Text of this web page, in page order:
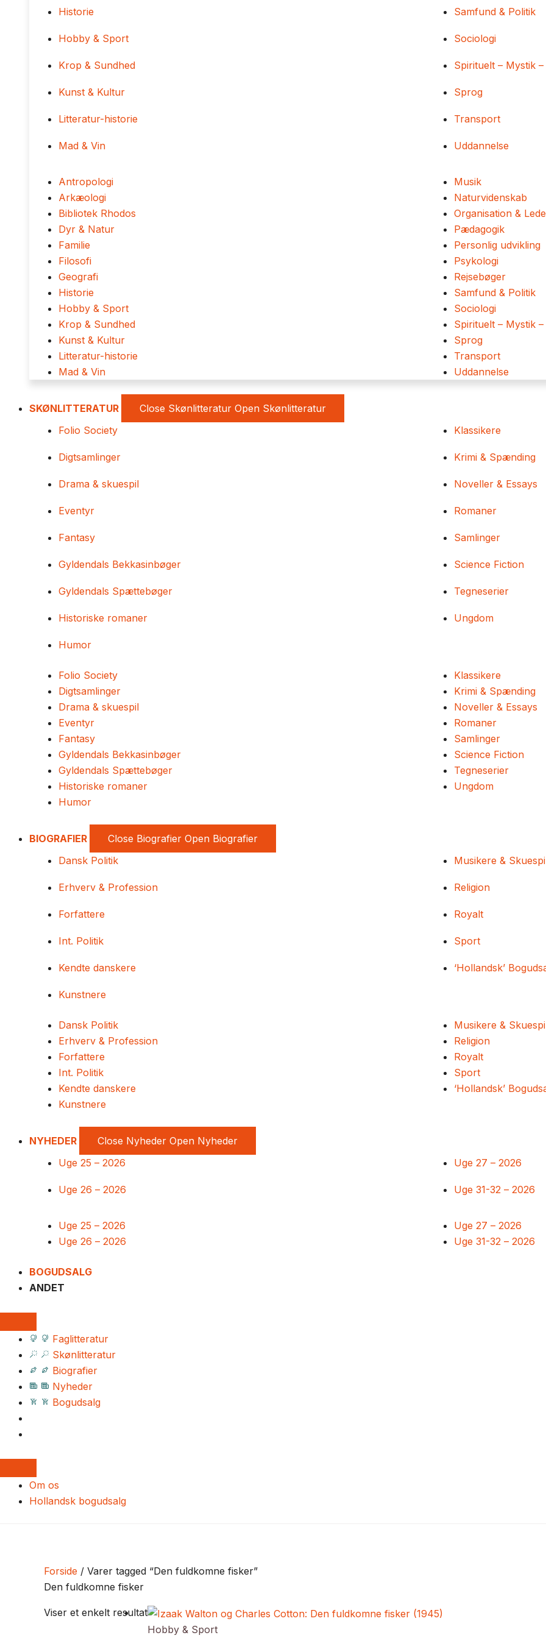
Historie
Hobby & Sport
Krop & Sundhed
Kunst & Kultur
Litteratur-historie
Mad & Vin
Samfund & Politik
Sociologi
Spirituelt – Mystik
Sprog
Transport
Uddannelse
Antropologi
Arkæologi
Bibliotek Rhodos
Dyr & Natur
Familie
Filosofi
Geografi
Historie
Hobby & Sport
Krop & Sundhed
Kunst & Kultur
Litteratur-historie
Mad & Vin
Musik
Naturvidenskab
Organisation &
Pædagogik
Personlig udvikling
Psykologi
Rejsebøger
Samfund & Politik
Sociologi
Spirituelt – Mystik
Sprog
Transport
Uddannelse
SKØNLITTERATUR Close Skønlitteratur Open Skønlitteratur
Folio Society
Digtsamlinger
Drama & skuespil
Eventyr
Fantasy
Gyldendals Bekkasinbøger
Gyldendals Spættebøger
Historiske romaner
Humor
Klassikere
Krimi & Spænding
Noveller & Essays
Romaner
Samlinger
Science Fiction
Tegneserier
Ungdom
Folio Society
Digtsamlinger
Drama & skuespil
Eventyr
Fantasy
Gyldendals Bekkasinbøger
Gyldendals Spættebøger
Historiske romaner
Humor
Klassikere
Krimi & Spænding
Noveller & Essays
Romaner
Samlinger
Science Fiction
Tegneserier
Ungdom
BIOGRAFIER Close Biografier Open Biografier
Dansk Politik
Erhverv & Profession
Forfattere
Int. Politik
Kendte danskere
Kunstnere
Musikere &
Religion
Royalt
Sport
‘Hollandsk’
Dansk Politik
Erhverv & Profession
Forfattere
Int. Politik
Kendte danskere
Kunstnere
Musikere &
Religion
Royalt
Sport
‘Hollandsk’
NYHEDER Close Nyheder Open Nyheder
Uge 25 – 2026
Uge 26 – 2026
Uge 27 – 2026
Uge 31-32 – 2026
Uge 25 – 2026
Uge 26 – 2026
Uge 27 – 2026
Uge 31-32 – 2026
BOGUDSALG
ANDET
Faglitteratur
Skønlitteratur
Biografier
Nyheder
Bogudsalg
Om os
Hollandsk bogudsalg
Forside / Varer tagged “Den fuldkomne fisker”
Den fuldkomne fisker
Viser et enkelt resultat
Hobby & Sport